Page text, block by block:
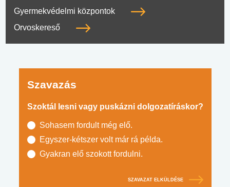
Gyermekvédelmi központok
Orvoskereső
Szavazás
Szoktál lesni vagy puskázni dolgozatíráskor?
Sohasem fordult még elő.
Egyszer-kétszer volt már rá példa.
Gyakran elő szokott fordulni.
SZAVAZAT ELKÜLDÉSE